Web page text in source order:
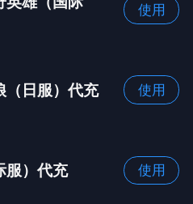
使用
（日服）代充 使用
服）代充 使用